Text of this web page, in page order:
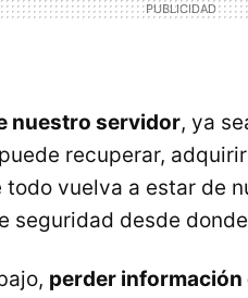
nuestro servidor, ya
recuperar,
todo vuelva a estar de
seguridad desde
perder información